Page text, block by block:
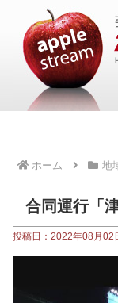
ホーム 地
合同運行「
投稿日：2022年08月02